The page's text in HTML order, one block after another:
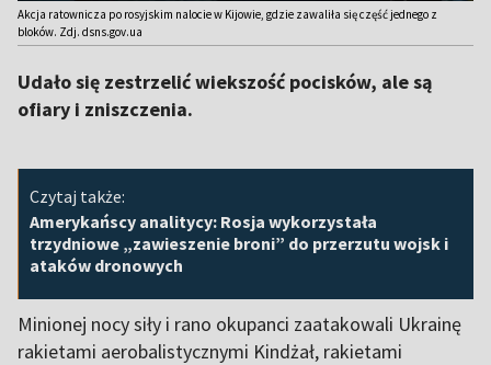
Akcja ratownicza po rosyjskim nalocie w Kijowie, gdzie zawaliła się część jednego z
bloków. Zdj. dsns.gov.ua
Udało się zestrzelić wiekszość pocisków, ale są
ofiary i zniszczenia.
Czytaj także:
Amerykańscy analitycy: Rosja wykorzystała
trzydniowe „zawieszenie broni” do przerzutu wojsk i
ataków dronowych
Minionej nocy siły i rano okupanci zaatakowali Ukrainę
rakietami aerobalistycznymi Kindżał, rakietami